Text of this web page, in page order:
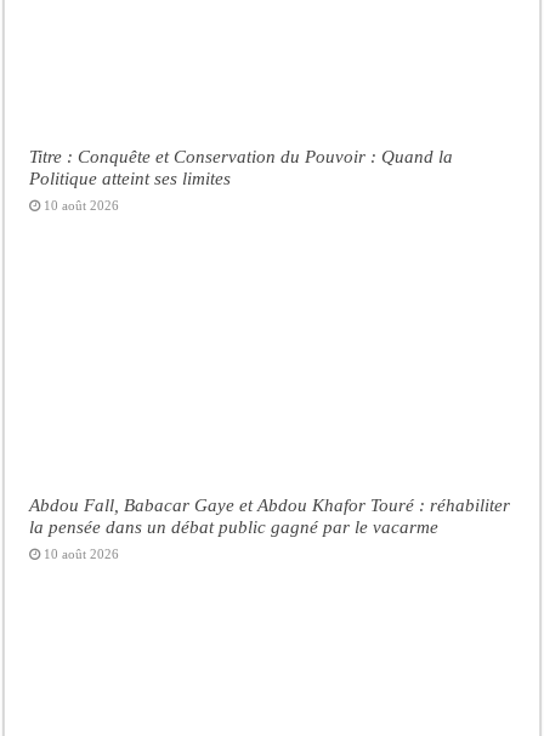
Titre : Conquête et Conservation du Pouvoir : Quand la
Politique atteint ses limites
10 août 2026
Abdou Fall, Babacar Gaye et Abdou Khafor Touré : réhabiliter
la pensée dans un débat public gagné par le vacarme
10 août 2026